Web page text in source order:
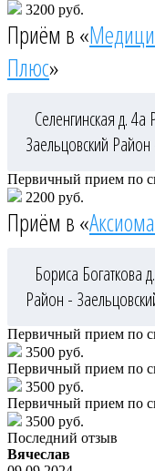
3200 руб.
Приём в «
Плюс»
Селенгинская д. 4а
Заельцовский Район
Первичный прием по
2200 руб.
Приём в «
Бориса Богаткова
Район -
Первичный прием по
3500 руб.
Первичный прием по
3500 руб.
Первичный прием по
3500 руб.
Последний отзыв
Вячеслав